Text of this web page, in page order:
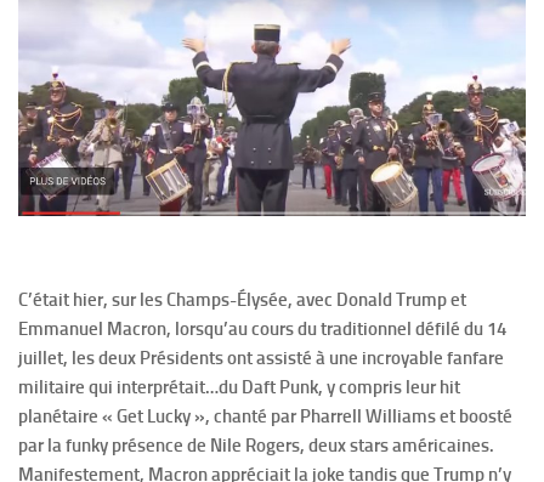
C’était hier, sur les Champs-Élysée, avec Donald Trump et
Emmanuel Macron, lorsqu’au cours du traditionnel défilé du 14
juillet, les deux Présidents ont assisté à une incroyable fanfare
militaire qui interprétait…du Daft Punk, y compris leur hit
planétaire « Get Lucky », chanté par Pharrell Williams et boosté
par la funky présence de Nile Rogers, deux stars américaines.
Manifestement, Macron appréciait la joke tandis que Trump n’y